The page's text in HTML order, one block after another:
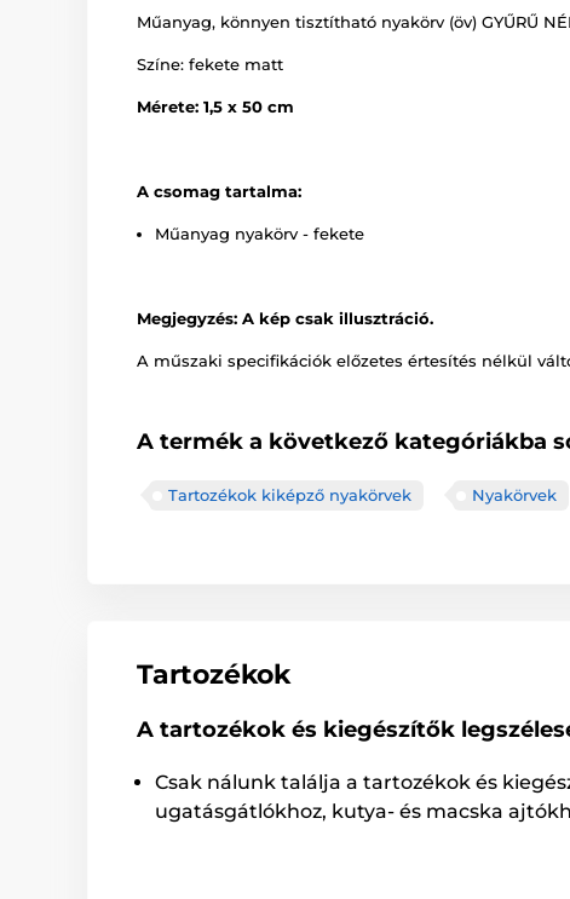
Műanyag, könnyen tisztítható nyakörv (öv) GYŰRŰ
Színe: fekete matt
Mérete: 1,5 x 50 cm
A csomag tartalma:
Műanyag nyakörv - fekete
Megjegyzés: A kép csak illusztráció.
A műszaki specifikációk előzetes értesítés nélkül
A termék a következő kategóriákba
Tartozékok kiképző nyakörvek Nyakörvek
Tartozékok
A tartozékok és kiegészítők
Csak nálunk találja a tartozékok és
ugatásgátlókhoz, kutya- és macska